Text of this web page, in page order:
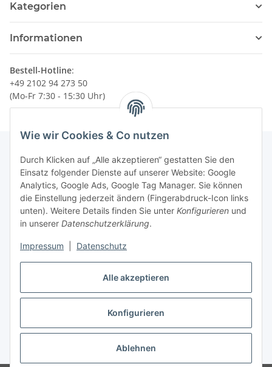
Alle akzeptieren
Konfigurieren
Ablehnen
Wie wir Cookies & Co nutzen
Durch Klicken auf „Alle akzeptieren“ gestatten Sie den
Einsatz folgender Dienste auf unserer Website: Google
Analytics, Google Ads, Google Tag Manager. Sie können
die Einstellung jederzeit ändern (Fingerabdruck-Icon links
unten). Weitere Details finden Sie unter Konfigurieren und
in unserer Datenschutzerklärung.
Impressum Datenschutz
Kategorien
Informationen
Bestell-Hotline:
+49 2102 94 273 50
(Mo-Fr 7:30 - 15:30 Uhr)
Newsletter Abonnieren
Bitte senden Sie mir entsprechend Ihrer
Datenschutzerklärungregelmäßig und jederzeit widerruflich
Informationen zu Ihrem Produktsortiment per E-Mail zu.
Newsletter Abonnieren
* Alle Preise zzgl. gesetzlicher USt., zzgl.Versand